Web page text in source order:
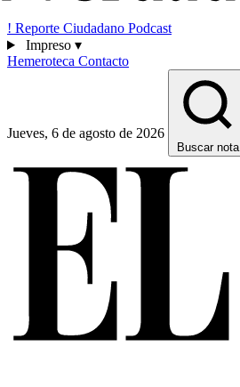
! Reporte Ciudadano Podcast
Impreso ▾
Hemeroteca Contacto
Jueves, 6 de agosto de 2026
Buscar nota